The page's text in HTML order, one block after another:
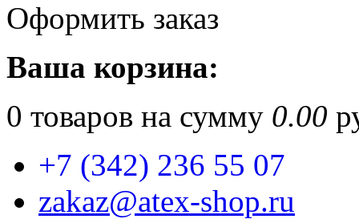
Оформить заказ
Ваша корзина:
0 товаров на сумму 0.00
+7 (342) 236 55 07
zakaz@atex-shop.ru